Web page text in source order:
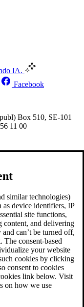
IA.
Facebook
Box 510, SE-101
11 00
similar technologies)
as device identifiers, IP
site functions,
content, and delivering
and can’t be turned off,
consent-based
your website
cookies by clicking
consent to cookies
link below. Visit
on how we use